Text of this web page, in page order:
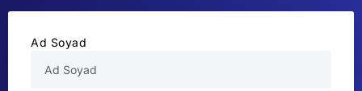
Ad Soyad